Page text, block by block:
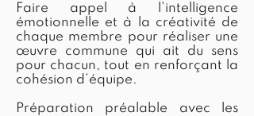
Faire appel à l’intelligence
émotionnelle et à la créativité de
chaque membre pour réaliser une
œuvre commune qui ait du sens
pour chacun, tout en renforçant la
cohésion d’équipe.
Préparation préalable avec les